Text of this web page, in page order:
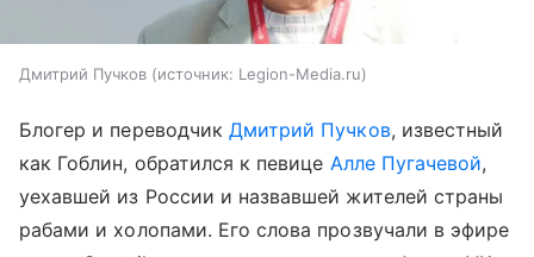
Дмитрий Пучков источник: Legion-Media.ru
Блогер и переводчик Дмитрий Пучков, известный
как Гоблин, обратился к певице Алле Пугачевой,
уехавшей из России и назвавшей жителей страны
рабами и холопами. Его слова прозвучали в эфире